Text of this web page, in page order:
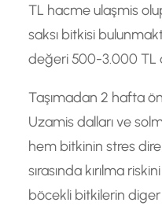
TL hacme ulaşmis
saksı bitkisi
değeri 500-3.000 TL
Taşımadan 2 hafta
Uzamis dalları ve
hem bitkinin stres
sırasında kırılma
böcekli bitkilerin